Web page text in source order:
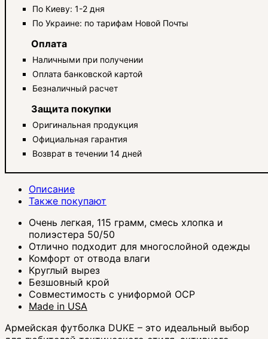
По Киеву: 1-2 дня
По Украине: по тарифам Новой Почты
Оплата
Наличными при получении
Оплата банковской картой
Безналичный расчет
Защита покупки
Оригинальная продукция
Официальная гарантия
Возврат в течении 14 дней
Описание
Также покупают
Очень легкая, 115 грамм, смесь хлопка и
полиэстера 50/50
Отлично подходит для многослойной одежды
Комфорт от отвода влаги
Круглый вырез
Безшовный крой
Совместимость с униформой OCP
Made in USA
Армейская футболка DUKE – это идеальный выбор